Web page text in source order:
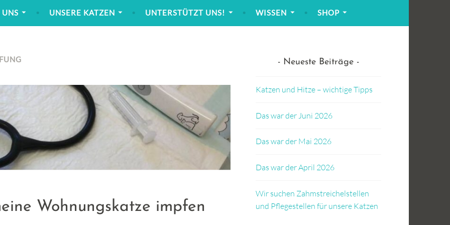
UNS UNSERE KATZEN UNTERSTÜTZT UNS! WISSEN SHOP
Wohnungskatze impfen
Neueste Beiträge
Katzen und Hitze – wichtige Tipps
Das war der Juni 2026
Das war der Mai 2026
Das war der April 2026
Wir suchen Zahmstreichelstellen
und Pflegestellen für unsere Katzen